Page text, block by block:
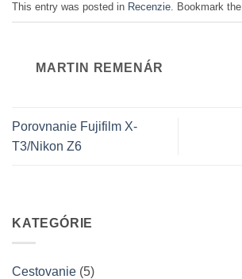
This entry was posted in Recenzie. Bookmark the
MARTIN REMENÁR
Porovnanie Fujifilm X-
T3/Nikon Z6
KATEGÓRIE
Cestovanie (5)